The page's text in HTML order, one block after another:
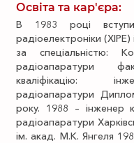
Освіта та кар'єра:
В 1983 році
радіоелектроніки (ХІРЕ)
за спеціальністю:
радіоапаратури
кваліфікацію:
радіоапаратури
року. 1988 – інженер
радіоапаратури
ім. акад. М.К. Янгеля